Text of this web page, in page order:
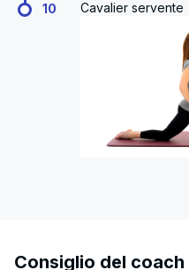
10 Cavalier servente
Consiglio del coach